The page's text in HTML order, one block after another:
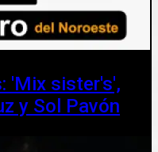
'Mix sister's',
y Sol Pavón